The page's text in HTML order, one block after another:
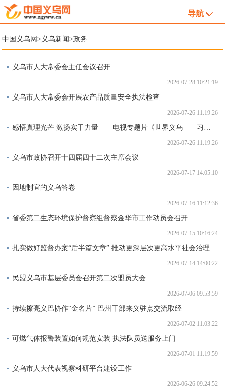
导航
中国义乌网> 义乌新闻>政务
义乌市人大常委会主任会议召开
2026-07-28 10:21:19
义乌市人大常委会开展农产品质量安全执法检查
2026-07-26 11:19:26
感悟真理光芒 激扬实干力量——电视专题片《世界义乌——习近平关心引领义乌发展》引发强烈反响
2026-07-26 11:19:26
义乌市政协召开十四届四十二次主席会议
2026-07-17 14:05:10
因地制宜的义乌答卷
2026-07-16 11:12:36
省委第二生态环境保护督察组督察金华市工作动员会召开
2026-07-15 10:16:24
扎实做好监督办案“后半篇文章” 推动更深层次更高水平社会治理
2026-07-14 14:00:22
民盟义乌市基层委员会召开第二次盟员大会
2026-07-06 09:53:59
持续擦亮义巴协作“金名片” 巴州干部来义驻点交流取经
2026-07-02 11:03:22
可燃气体报警装置如何规范安装 执法队员送服务上门
2026-07-01 11:19:59
义乌市人大代表视察科研平台建设工作
2026-06-26 09:24:52